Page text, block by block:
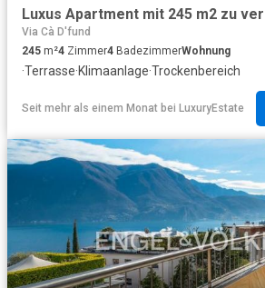
Via Cà D'fund
245 m²4 Zimmer4 BadezimmerWohnung
·Terrasse·Klimaanlage·Trockenbereich
Seit mehr als einem Monat bei LuxuryEstate